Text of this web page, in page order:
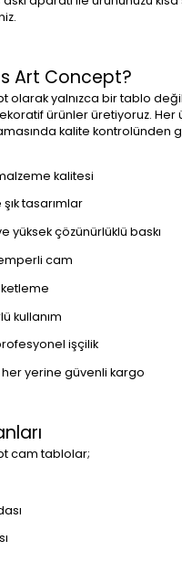
Art Concept?
olarak yalnızca bir tablo
ürünler üretiyoruz. Her
kalite kontrolünden
kalitesi
tasarımlar
yüksek çözünürlüklü baskı
cam
kullanım
işçilik
her yerine güvenli kargo
cam tablolar;